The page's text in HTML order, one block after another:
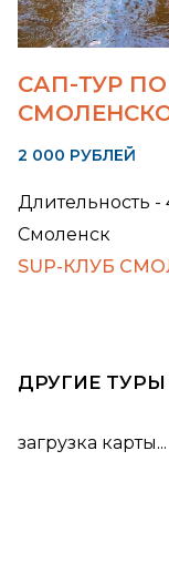
САП-ТУР
2 000 РУБЛЕЙ
Длительность -
Смоленск
SUP-КЛУБ
ДРУГИЕ
загрузка карты...